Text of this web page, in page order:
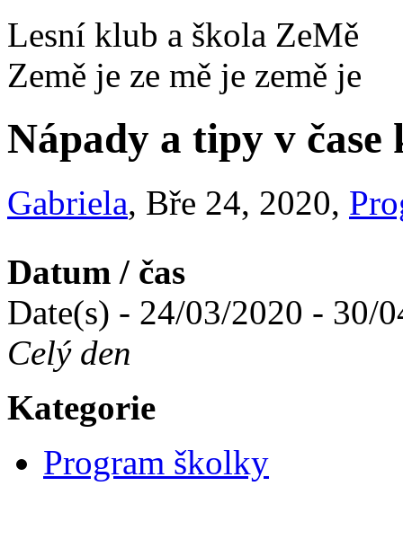
Lesní klub a škola ZeMě
Země je ze mě je země je
Nápady a tipy v čase
Gabriela, Bře 24, 2020,
Datum / čas
Date(s) - 24/03/2020 - 30/
Celý den
Kategorie
Program školky